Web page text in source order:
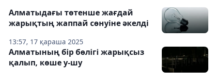
13:57, 17 қараша 2025
Алматыдағы төтенше жағдай
жарықтың жаппай сөнуіне әкелді
Алматының бір бөлігі жарықсыз
қалып, көше у-шу